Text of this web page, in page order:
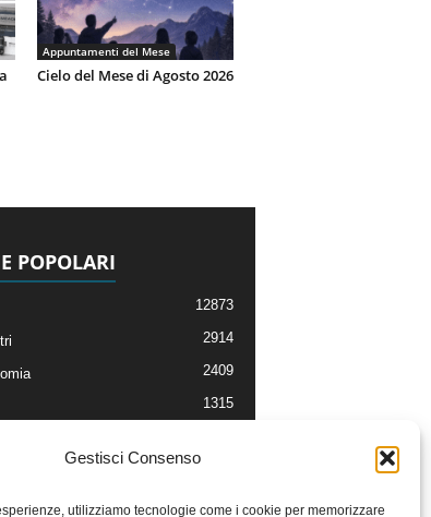
Gestisci Consenso
utilizziamo tecnologie come i cookie per memorizzare
Appuntamenti del Mese
Cielo del Mese di Agosto 2026
POPOLARI
12873
2914
2409
1315
On-Line